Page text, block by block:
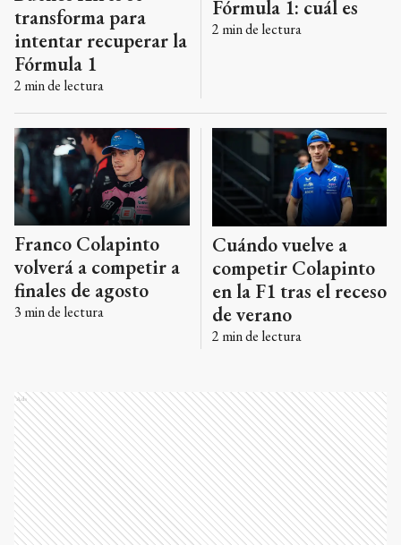
transforma para
intentar recuperar la
Fórmula 1
2 min de lectura
Fórmula 1: cuál es
2 min de lectura
Franco Colapinto
volverá a competir a
finales de agosto
3 min de lectura
Cuándo vuelve a
competir Colapinto
en la F1 tras el receso
de verano
2 min de lectura
Ads